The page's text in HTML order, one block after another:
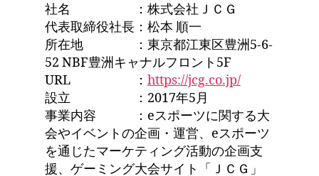
社名 ：株式会社ＪＣＧ
代表取締役社長：松本 順一
所在地 ：東京都江東区豊洲5-6-
52 NBF豊洲キャナルフロント5F
URL ： https://jcg.co.jp/
設立 ：2017年5月
事業内容 ：eスポーツに関する大
会やイベントの企画・運営、eスポーツ
を通じたマーケティング活動の企画支
援、ゲーミング大会サイト「ＪＣＧ」